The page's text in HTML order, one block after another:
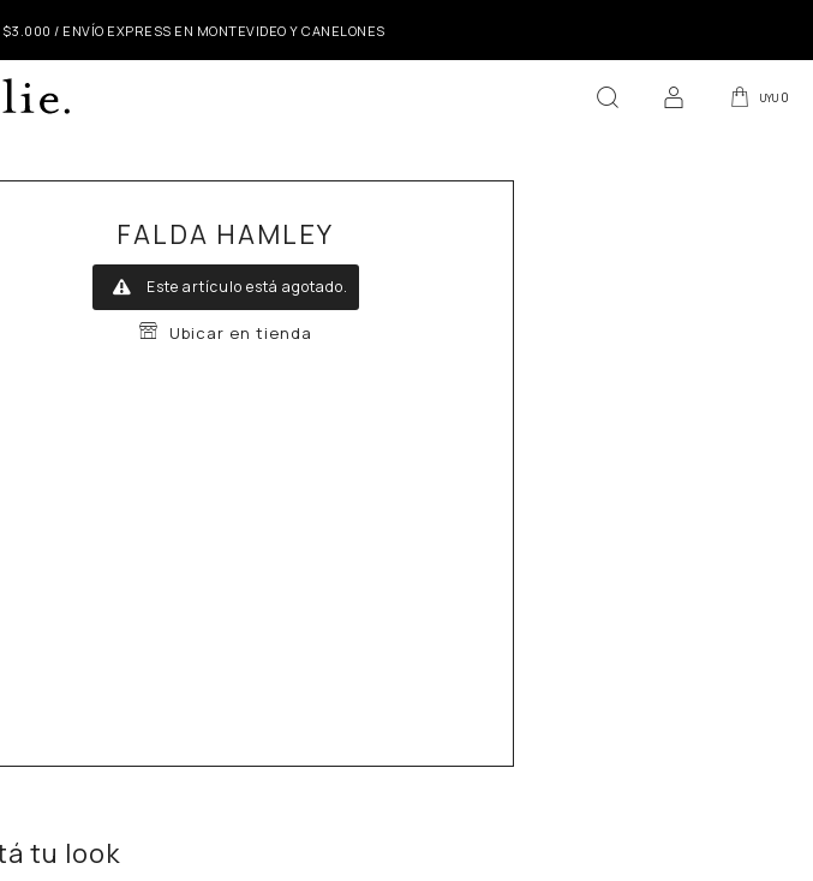
/ ENVÍO EXPRESS EN MONTEVIDEO Y CANELONES
UYU 0
FALDA HAMLEY
Este artículo está agotado.
Ubicar en tienda
tu look